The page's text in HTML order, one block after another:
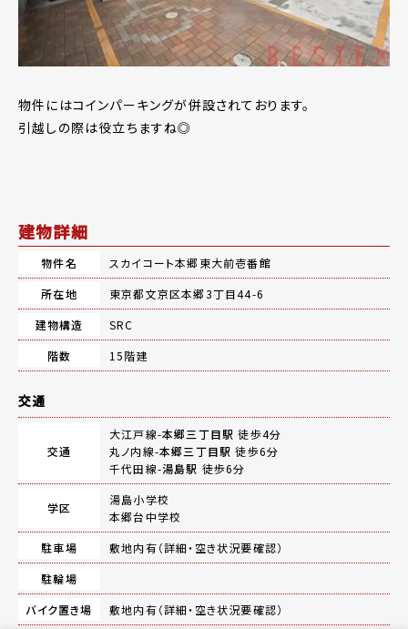
物件にはコインパーキングが併設されております。
引越しの際は役立ちますね◎
建物詳細
物件名
スカイコート本郷東大前壱番館
所在地
東京都文京区本郷3丁目44-6
建物構造
SRC
階数
15階建
交通
交通
大江戸線-本郷三丁目駅 徒歩4分
丸ノ内線-本郷三丁目駅 徒歩6分
千代田線-湯島駅 徒歩6分
学区
湯島小学校
本郷台中学校
駐車場
敷地内有（詳細・空き状況要確認）
駐輪場
バイク置き場
敷地内有（詳細・空き状況要確認）